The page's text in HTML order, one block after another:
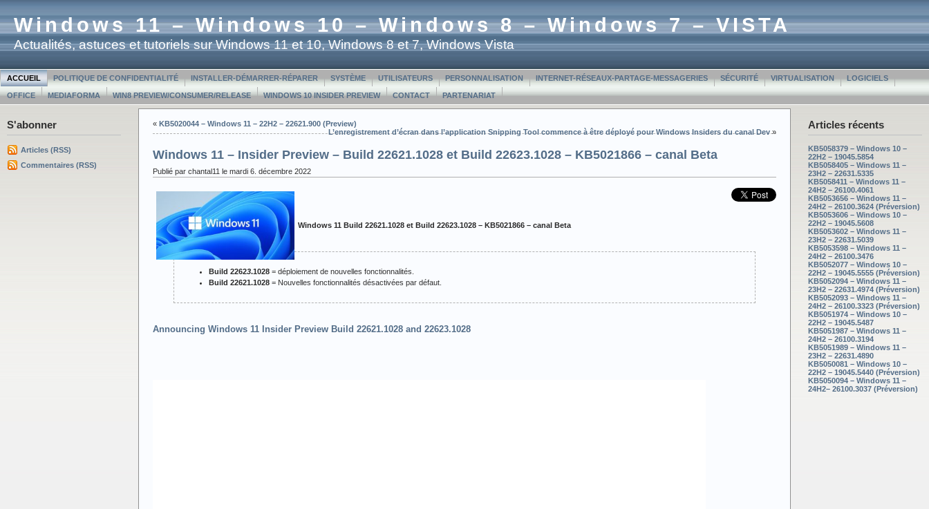
Windows 11 – Windows 10 – Windows 8 – Windows 7 – VISTA
Actualités, astuces et tutoriels sur Windows 11 et 10, Windows 8 et 7, Windows Vista
ACCUEIL POLITIQUE DE CONFIDENTIALITÉ INSTALLER-DÉMARRER-RÉPARER SYSTÈME UTILISATEURS PERSONNALISATION INTERNET-RÉSEAUX-PARTAGE-MESSAGERIES SÉCURITÉ VIRTUALISATION LOGICIELS
OFFICE MEDIAFORMA WIN8 PREVIEW/CONSUMER/RELEASE WINDOWS 10 INSIDER PREVIEW CONTACT PARTENARIAT
S'abonner
Articles (RSS)
Commentaires (RSS)
Articles récents
KB5058379 – Windows 10 –
22H2 – 19045.5854
KB5058405 – Windows 11 –
23H2 – 22631.5335
KB5058411 – Windows 11 –
24H2 – 26100.4061
KB5053656 – Windows 11 –
24H2 – 26100.3624 (Préversion)
KB5053606 – Windows 10 –
22H2 – 19045.5608
KB5053602 – Windows 11 –
23H2 – 22631.5039
KB5053598 – Windows 11 –
24H2 – 26100.3476
KB5052077 – Windows 10 –
22H2 – 19045.5555 (Préversion)
KB5052094 – Windows 11 –
23H2 – 22631.4974 (Préversion)
KB5052093 – Windows 11 –
24H2 – 26100.3323 (Préversion)
KB5051974 – Windows 10 –
22H2 – 19045.5487
KB5051987 – Windows 11 –
24H2 – 26100.3194
KB5051989 – Windows 11 –
23H2 – 22631.4890
KB5050081 – Windows 10 –
22H2 – 19045.5440 (Préversion)
KB5050094 – Windows 11 –
24H2– 26100.3037 (Préversion)
« KB5020044 – Windows 11 – 22H2 – 22621.900 (Preview)
L’enregistrement d’écran dans l’application Snipping Tool commence à être déployé pour Windows Insiders du canal Dev»
Windows 11 – Insider Preview – Build 22621.1028 et Build 22623.1028 – KB5021866 – canal Beta
Publié par chantal11 le mardi 6. décembre 2022
Windows 11 Build 22621.1028 et Build 22623.1028 – KB5021866 – canal Beta
Build 22623.1028 = déploiement de nouvelles fonctionnalités.
Build 22621.1028 = Nouvelles fonctionnalités désactivées par défaut.
Announcing Windows 11 Insider Preview Build 22621.1028 and 22623.1028